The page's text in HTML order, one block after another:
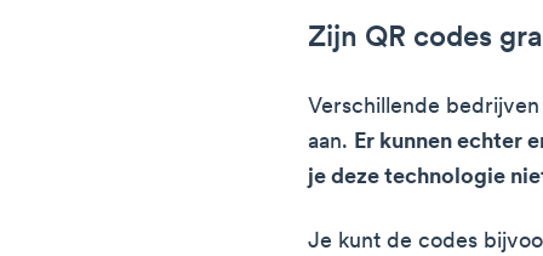
Zijn QR codes
Verschillende
aan. Er kunnen echter
je deze technologie
Je kunt de codes